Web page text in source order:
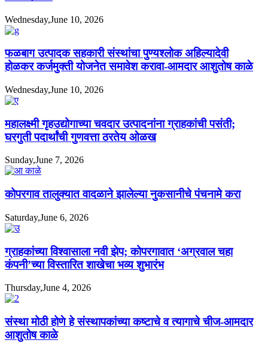
Wednesday,June 10, 2026
फळबाग उत्पादक सहकारी संस्थांचा पुण्यश्लोक अहिल्यादेवी
होळकर कर्जमुक्ती योजनेत समावेश करावा-आमदार आशुतोष काळे
Wednesday,June 10, 2026
महालक्ष्मी गृहउद्योगाच्या चवदार उत्पादनांना ग्राहकांची पसंती;
घरगुती पदार्थांची गुणवत्ता ठरतेय ओळख
Sunday,June 7, 2026
कोपरगाव तालुक्यात वादळाने झालेल्या नुकसानीचे पंचनामे करा
Saturday,June 6, 2026
ग्राहकांच्या विश्वासाला नवी झेप; कोपरगावात ‘अग्रवाल चहा
कंपनी’च्या विस्तारित शाखेचा भव्य शुभारंभ
Thursday,June 4, 2026
संस्था मोठी होणे हे संस्थापकांच्या कष्टाचे व त्यागाचे चीज-आमदार
आशुतोष काळे